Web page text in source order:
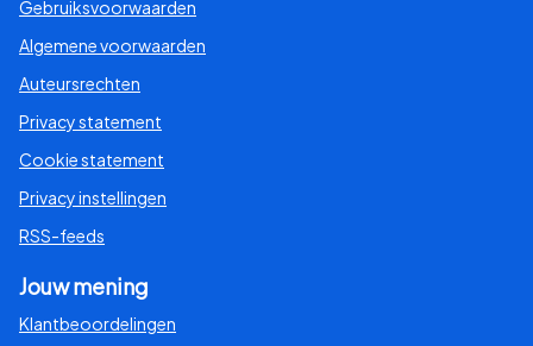
Gebruiksvoorwaarden
Algemene voorwaarden
Auteursrechten
Privacy statement
Cookie statement
Privacy instellingen
RSS-feeds
Jouw mening
Klantbeoordelingen